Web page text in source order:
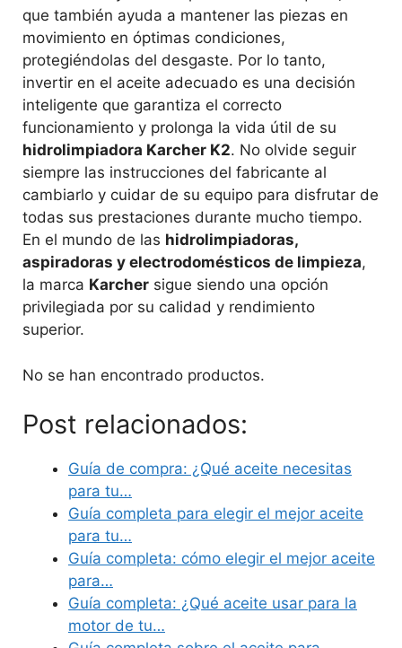
que también ayuda a mantener las piezas en
movimiento en óptimas condiciones,
protegiéndolas del desgaste. Por lo tanto,
invertir en el aceite adecuado es una decisión
inteligente que garantiza el correcto
funcionamiento y prolonga la vida útil de su
hidrolimpiadora Karcher K2. No olvide seguir
siempre las instrucciones del fabricante al
cambiarlo y cuidar de su equipo para disfrutar de
todas sus prestaciones durante mucho tiempo.
En el mundo de las hidrolimpiadoras,
aspiradoras y electrodomésticos de limpieza,
la marca Karcher sigue siendo una opción
privilegiada por su calidad y rendimiento
superior.
No se han encontrado productos.
Post relacionados:
Guía de compra: ¿Qué aceite necesitas
para tu…
Guía completa para elegir el mejor aceite
para tu…
Guía completa: cómo elegir el mejor aceite
para…
Guía completa: ¿Qué aceite usar para la
motor de tu…